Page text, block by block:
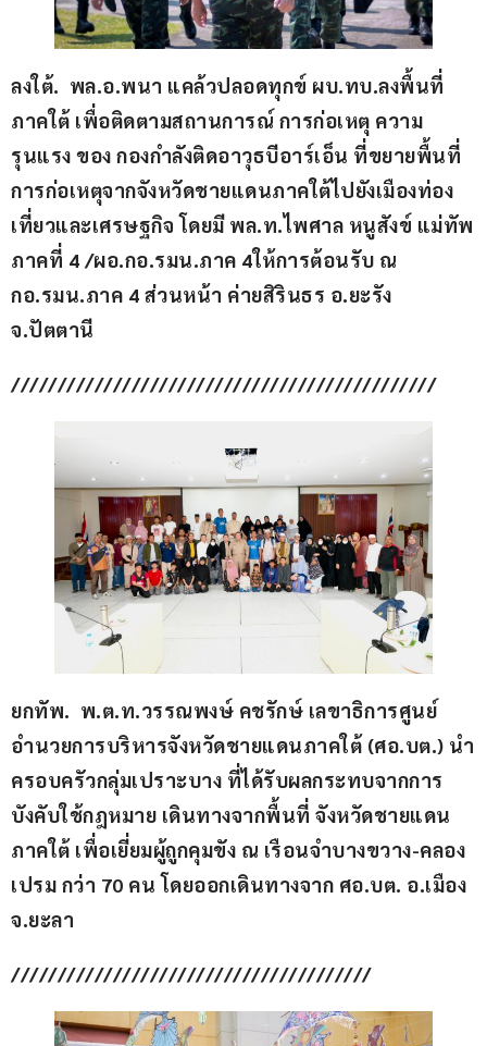
ลงใต้.  พล.อ.พนา แคล้วปลอดทุกข์ ผบ.ทบ.ลงพื้นที่
ภาคใต้ เพื่อติดตามสถานการณ์ การก่อเหตุ ความ
รุนแรง ของ กองกำลังติดอาวุธบีอาร์เอ็น ที่ขยายพื้นที่
การก่อเหตุจากจังหวัดชายแดนภาคใต้ไปยังเมืองท่อง
เที่ยวและเศรษฐกิจ โดยมี พล.ท.ไพศาล หนูสังข์ แม่ทัพ
ภาคที่ 4 /ผอ.กอ.รมน.ภาค 4ให้การต้อนรับ ณ
กอ.รมน.ภาค 4 ส่วนหน้า ค่ายสิรินธร อ.ยะรัง
จ.ปัตตานี
//////////////////////////////////////////////
ยกทัพ.  พ.ต.ท.วรรณพงษ์ คชรักษ์ เลขาธิการศูนย์
อำนวยการบริหารจังหวัดชายแดนภาคใต้ (ศอ.บต.) นำ
ครอบครัวกลุ่มเปราะบาง ที่ได้รับผลกระทบจากการ
บังคับใช้กฎหมาย เดินทางจากพื้นที่ จังหวัดชายแดน
ภาคใต้ เพื่อเยี่ยมผู้ถูกคุมขัง ณ เรือนจำบางขวาง-คลอง
เปรม กว่า 70 คน โดยออกเดินทางจาก ศอ.บต. อ.เมือง
จ.ยะลา
///////////////////////////////////////